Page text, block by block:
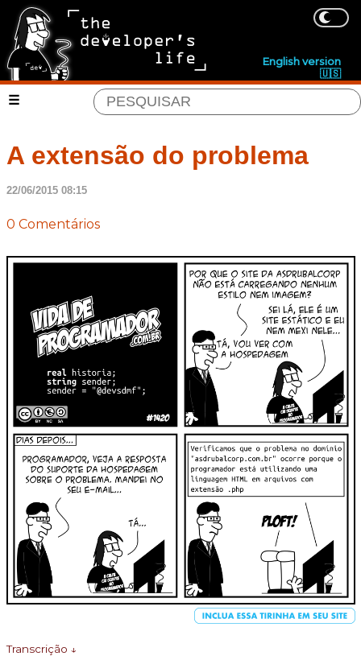
English version
🇺🇸
A extensão do problema
22/06/2015 08:15
0 Comentários
Transcrição ↓